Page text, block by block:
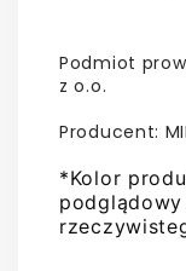
Podmiot
z o.o.
Producent:
*Kolor